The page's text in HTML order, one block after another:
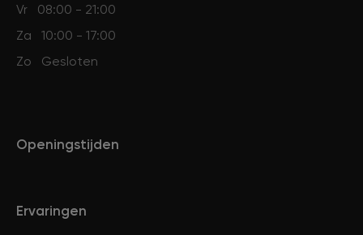
Vr
08:00 - 21:00
Za
10:00 - 17:00
Zo
Gesloten
Openingstijden
Ervaringen